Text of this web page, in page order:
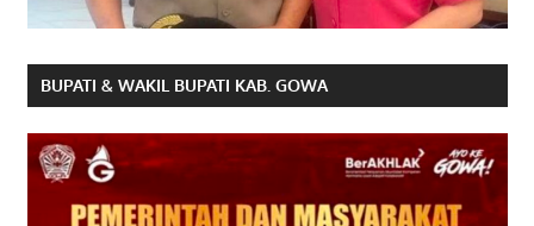
BUPATI & WAKIL BUPATI KAB. GOWA